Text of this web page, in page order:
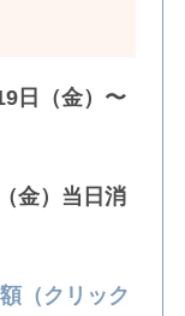
日（金）〜
金）当日消
（クリック